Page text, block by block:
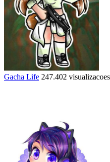
Gacha Life 247.402 visualizacoes